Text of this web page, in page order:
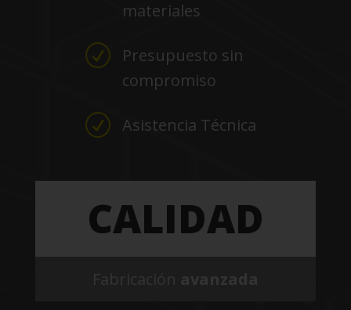
materiales
R
Presupuesto sin
compromiso
R Asistencia Técnica
CALIDAD